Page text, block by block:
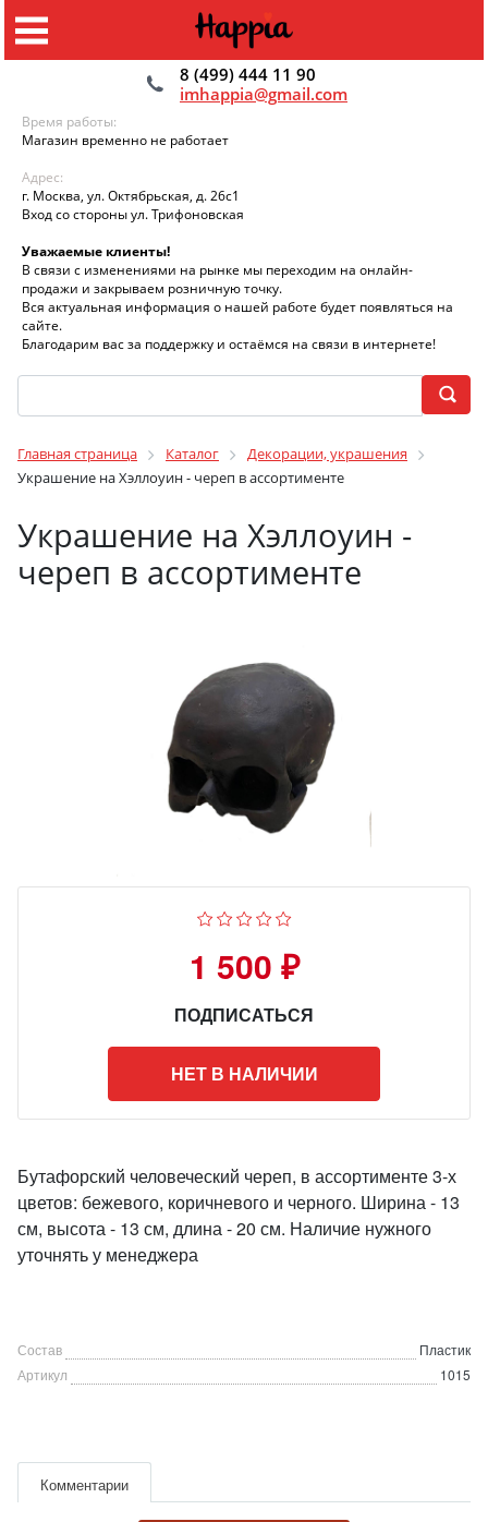
8 (499) 444 11 90
imhappia@gmail.com
Время работы:
Магазин временно не работает
Адрес:
г. Москва, ул. Октябрьская, д. 26с1
Вход со стороны ул. Трифоновская
Уважаемые клиенты!
В связи с изменениями на рынке мы переходим на онлайн-
продажи и закрываем розничную точку.
Вся актуальная информация о нашей работе будет появляться на
сайте.
Благодарим вас за поддержку и остаёмся на связи в интернете!
Главная страница Каталог
Декорации, украшения
Украшение на Хэллоуин - череп в ассортименте
Украшение на Хэллоуин -
череп в ассортименте
1 500 ₽
ПОДПИСАТЬСЯ
НЕТ В НАЛИЧИИ
Бутафорский человеческий череп, в ассортименте 3-х
цветов: бежевого, коричневого и черного. Ширина - 13
см, высота - 13 см, длина - 20 см. Наличие нужного
уточнять у менеджера
Состав
Пластик
Артикул
1015
Комментарии